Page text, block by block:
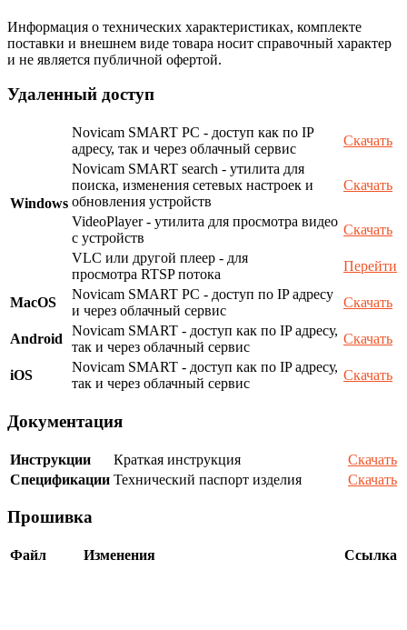
Информация о технических характеристиках, комплекте
поставки и внешнем виде товара носит справочный характер
и не является публичной офертой.
Удаленный доступ
Windows
Novicam SMART PC - доступ как по IP
адресу, так и через облачный сервис
Скачать
Novicam SMART search - утилита для
поиска, изменения сетевых настроек и
обновления устройств
Скачать
VideoPlayer - утилита для просмотра видео
с устройств
Скачать
VLC или другой плеер - для
просмотра RTSP потока
Перейти
MacOS
Novicam SMART PC - доступ по IP адресу
и через облачный сервис
Скачать
Android
Novicam SMART - доступ как по IP адресу,
так и через облачный сервис
Скачать
iOS
Novicam SMART - доступ как по IP адресу,
так и через облачный сервис
Скачать
Документация
Инструкции Краткая инструкция
Скачать
Спецификации Технический паспорт изделия Скачать
Прошивка
Файл Изменения Ссылка